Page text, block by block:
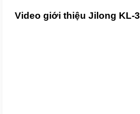
Video giới thiệu Jilong KL-